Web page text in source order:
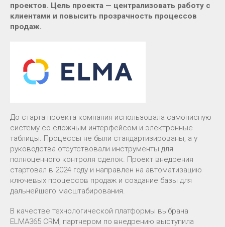
проектов. Цель проекта — централизовать работу с
клиентами и повысить прозрачность процессов
продаж.
До старта проекта компания использовала самописную
систему со сложным интерфейсом и электронные
таблицы. Процессы не были стандартизированы, а у
руководства отсутствовали инструменты для
полноценного контроля сделок. Проект внедрения
стартовал в 2024 году и направлен на автоматизацию
ключевых процессов продаж и создание базы для
дальнейшего масштабирования.
В качестве технологической платформы выбрана
ELMA365 CRM, партнером по внедрению выступила